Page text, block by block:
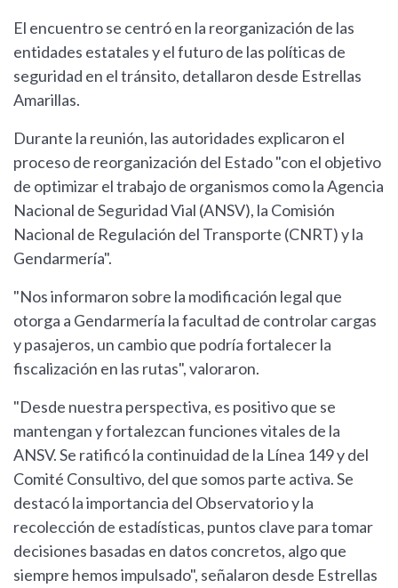
El encuentro se centró en la reorganización de las
entidades estatales y el futuro de las políticas de
seguridad en el tránsito, detallaron desde Estrellas
Amarillas.
Durante la reunión, las autoridades explicaron el
proceso de reorganización del Estado "con el objetivo
de optimizar el trabajo de organismos como la Agencia
Nacional de Seguridad Vial (ANSV), la Comisión
Nacional de Regulación del Transporte (CNRT) y la
Gendarmería".
"Nos informaron sobre la modificación legal que
otorga a Gendarmería la facultad de controlar cargas
y pasajeros, un cambio que podría fortalecer la
fiscalización en las rutas", valoraron.
"Desde nuestra perspectiva, es positivo que se
mantengan y fortalezcan funciones vitales de la
ANSV. Se ratificó la continuidad de la Línea 149 y del
Comité Consultivo, del que somos parte activa. Se
destacó la importancia del Observatorio y la
recolección de estadísticas, puntos clave para tomar
decisiones basadas en datos concretos, algo que
siempre hemos impulsado", señalaron desde Estrellas